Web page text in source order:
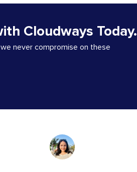
Cloudways Today.
never compromise on these